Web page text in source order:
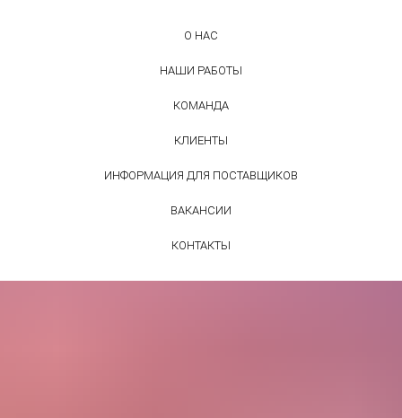
О НАС
НАШИ РАБОТЫ
КОМАНДА
КЛИЕНТЫ
ИНФОРМАЦИЯ ДЛЯ ПОСТАВЩИКОВ
ВАКАНСИИ
КОНТАКТЫ